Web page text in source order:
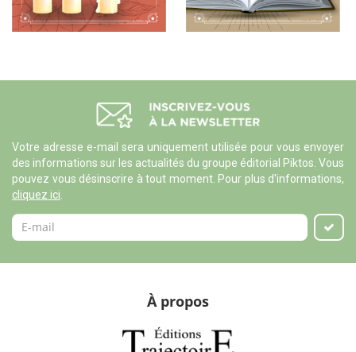
Votre adresse e-mail sera uniquement utilisée pour vous envoyer
des informations sur les actualités du groupe éditorial Piktos. Vous
pouvez vous désinscrire à tout moment. Pour plus d'informations,
cliquez ici
À propos